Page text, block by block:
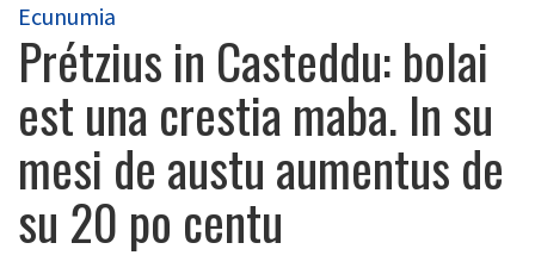
Ecunumia
Prétzius in Casteddu: bolai
est una crestia maba. In su
mesi de austu aumentus de
su 20 po centu